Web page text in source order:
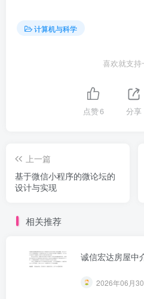
计算机与科学
喜欢就支持
点赞6 分享
上一篇
基于微信小程序的微论坛的
设计与实现
相关推荐
诚信宏达房屋中
2026年06月